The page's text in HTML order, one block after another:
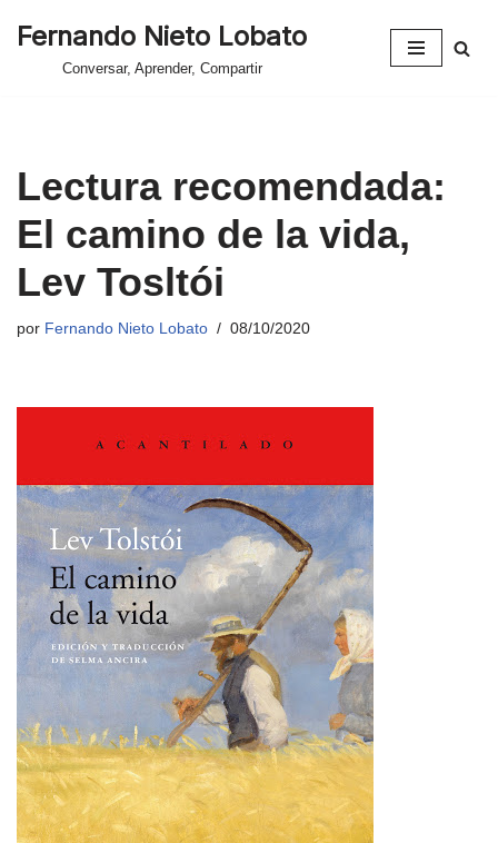
Fernando Nieto Lobato
Conversar, Aprender, Compartir
Lectura recomendada:
El camino de la vida,
Lev Tosltói
por Fernando Nieto Lobato 08/10/2020